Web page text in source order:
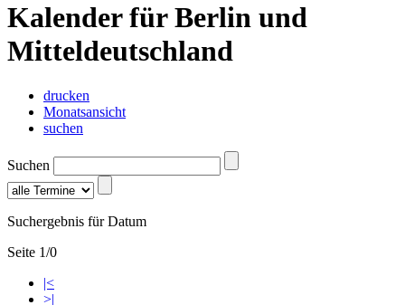
Kalender für Berlin und
Mitteldeutschland
drucken
Monatsansicht
suchen
Suchen
Suchergebnis für Datum
Seite 1/0
|<
>|